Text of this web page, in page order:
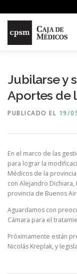
Jubilarse y
Aportes de
PUBLICADO EL 19/
En el marco de las
para lograr la
Médicos de la
con Alejandro
provincia de Buenos
Aguardamos con
Cámara para el
Próximamente están
Nicolás Kreplak, y